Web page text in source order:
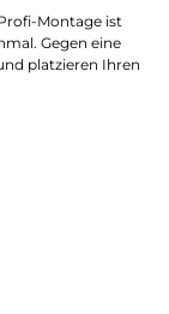
Montage ist
Gegen eine
platzieren Ihren